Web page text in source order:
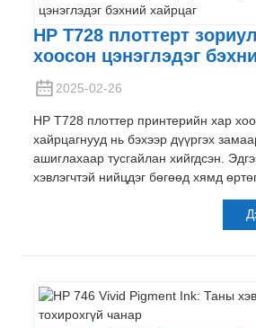
HP T728 плоттерт
хоосон цэнэглэдэг
2025-02-26
HP T728 плоттер принтерийн хар
хайрцагнууд нь бэхээр дүүргэх
ашиглахаар тусгайлан хийгдсэн.
хэвлэгчтэй нийцдэг бөгөөд хямд